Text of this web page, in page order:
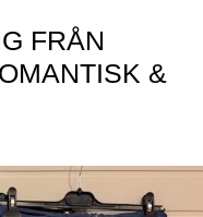
FRÅN
&